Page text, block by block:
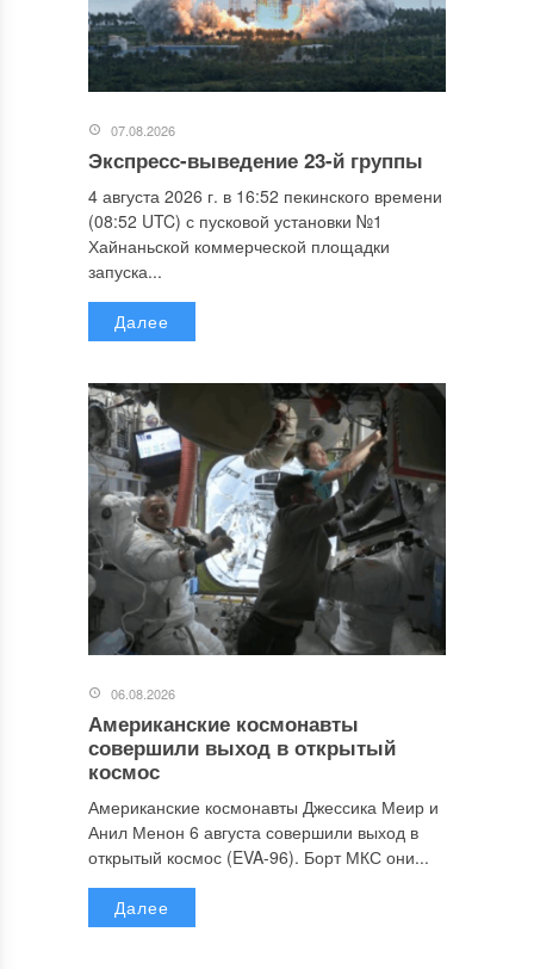
07.08.2026
Экспресс-выведение 23-й группы
4 августа 2026 г. в 16:52 пекинского времени
(08:52 UTC) с пусковой установки №1
Хайнаньской коммерческой площадки
запуска...
Далее
06.08.2026
Американские космонавты
совершили выход в открытый
космос
Американские космонавты Джессика Меир и
Анил Менон 6 августа совершили выход в
открытый космос (EVA-96). Борт МКС они...
Далее